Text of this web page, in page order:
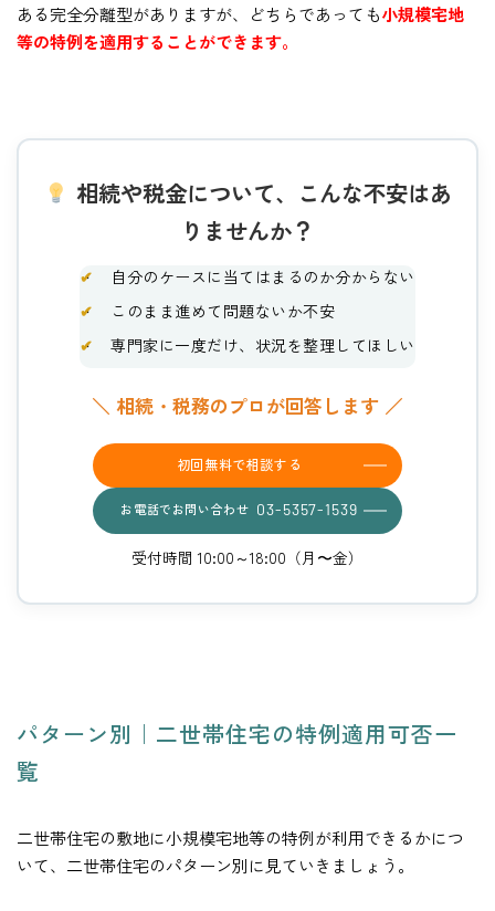
ある完全分離型がありますが、どちらであっても小規模宅地
等の特例を適用することができます。
相続や税金について、こんな不安はあ
りませんか？
✔
自分のケースに当てはまるのか分からない
✔
このまま進めて問題ないか不安
✔
専門家に一度だけ、状況を整理してほしい
＼ 相続・税務のプロが回答します ／
初回無料で相談する
お電話でお問い合わせ 03-5357-1539
受付時間 10:00～18:00（月〜金）
パターン別｜二世帯住宅の特例適用可否一
覧
二世帯住宅の敷地に小規模宅地等の特例が利用できるかにつ
いて、二世帯住宅のパターン別に見ていきましょう。